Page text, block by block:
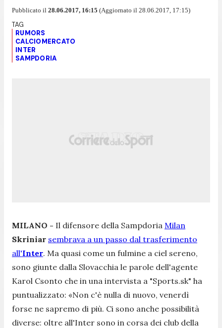
Pubblicato il 28.06.2017, 16:15 (Aggiornato il 28.06.2017, 17:15)
RUMORS
CALCIOMERCATO
INTER
SAMPDORIA
MILANO - Il difensore della Sampdoria Milan
Skriniar sembrava a un passo dal trasferimento
all'Inter. Ma quasi come un fulmine a ciel sereno,
sono giunte dalla Slovacchia le parole dell'agente
Karol Csonto che in una intervista a "Sports.sk" ha
puntualizzato: «Non c'è nulla di nuovo, venerdì
forse ne sapremo di più. Ci sono anche possibilità
diverse: oltre all'Inter sono in corsa dei club della